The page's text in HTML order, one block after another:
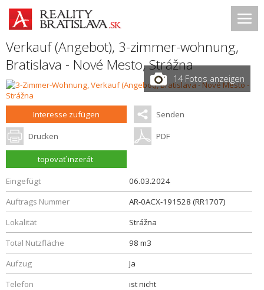
Verkauf (Angebot), 3-zimmer-wohnung,
Bratislava - Nové Mesto,Strážna
14 Fotos anzeigen
Interesse zufügen Senden
Drucken PDF
topovať inzerát
Eingefügt
06.03.2024
Auftrags Nummer
AR-0ACX-191528 (RR1707)
Lokalität
Strážna
Total Nutzfläche
98 m3
Aufzug
Ja
Telefon
ist nicht